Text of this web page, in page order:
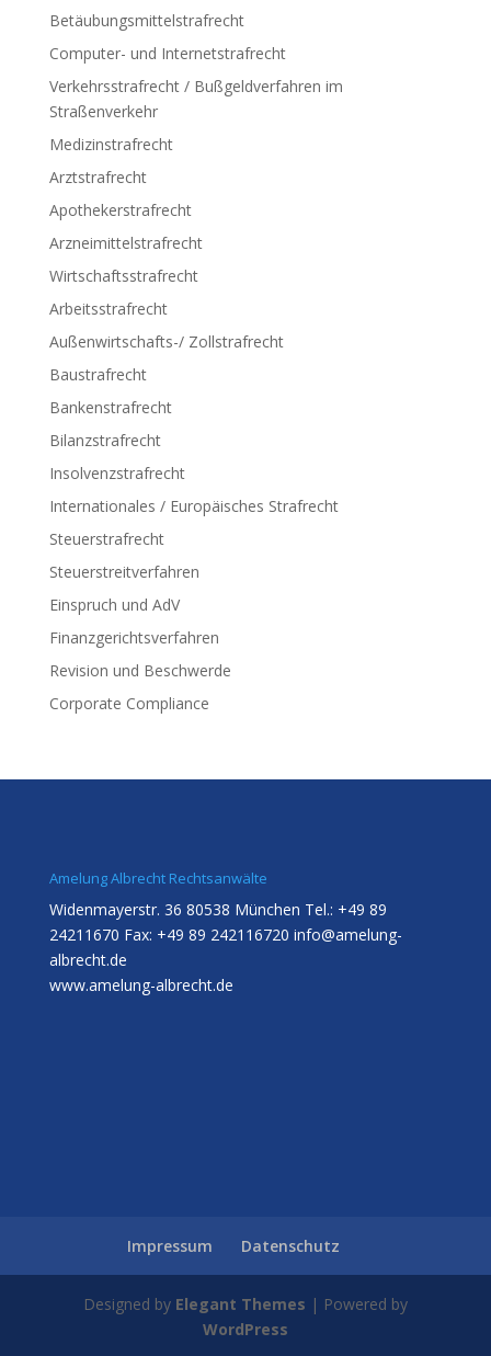
Betäubungsmittelstrafrecht
Computer- und Internetstrafrecht
Verkehrsstrafrecht / Bußgeldverfahren im
Straßenverkehr
Medizinstrafrecht
Arztstrafrecht
Apothekerstrafrecht
Arzneimittelstrafrecht
Wirtschaftsstrafrecht
Arbeitsstrafrecht
Außenwirtschafts-/ Zollstrafrecht
Baustrafrecht
Bankenstrafrecht
Bilanzstrafrecht
Insolvenzstrafrecht
Internationales / Europäisches Strafrecht
Steuerstrafrecht
Steuerstreitverfahren
Einspruch und AdV
Finanzgerichtsverfahren
Revision und Beschwerde
Corporate Compliance
Amelung Albrecht Rechtsanwälte
Widenmayerstr. 36 80538 München Tel.: +49 89
24211670 Fax: +49 89 242116720 info@amelung-
albrecht.de
www.amelung-albrecht.de
Impressum Datenschutz
Designed by Elegant Themes | Powered by
WordPress